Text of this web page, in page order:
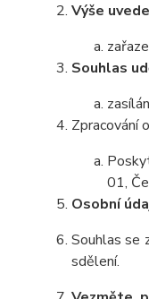
Výše
Souhlas
Zpracování
01,
Osobní
Souhlas se
sdělení.